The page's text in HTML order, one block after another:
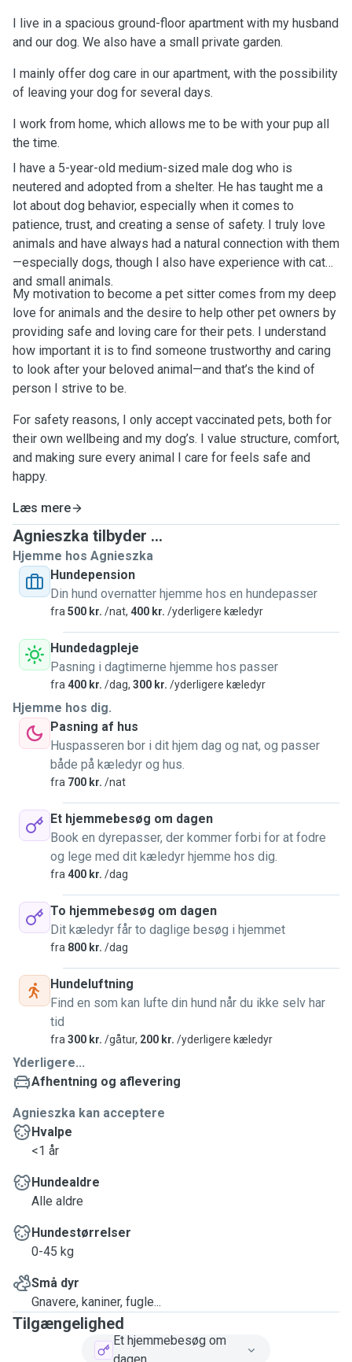
I live in a spacious ground-floor apartment with my husband
and our dog. We also have a small private garden.
I mainly offer dog care in our apartment, with the possibility
of leaving your dog for several days.
I work from home, which allows me to be with your pup all
the time.
I have a 5-year-old medium-sized male dog who is
neutered and adopted from a shelter. He has taught me a
lot about dog behavior, especially when it comes to
patience, trust, and creating a sense of safety. I truly love
animals and have always had a natural connection with them
—especially dogs, though I also have experience with cats
and small animals.
My motivation to become a pet sitter comes from my deep
love for animals and the desire to help other pet owners by
providing safe and loving care for their pets. I understand
how important it is to find someone trustworthy and caring
to look after your beloved animal—and that’s the kind of
person I strive to be.
For safety reasons, I only accept vaccinated pets, both for
their own wellbeing and my dog’s. I value structure, comfort,
and making sure every animal I care for feels safe and
happy.
Læs mere
Agnieszka tilbyder ...
Hjemme hos Agnieszka
Hundepension
Din hund overnatter hjemme hos en hundepasser
fra 500 kr. /nat, 400 kr. /yderligere kæledyr
Hundedagpleje
Pasning i dagtimerne hjemme hos passer
fra 400 kr. /dag, 300 kr. /yderligere kæledyr
Hjemme hos dig.
Pasning af hus
Huspasseren bor i dit hjem dag og nat, og passer
både på kæledyr og hus.
fra 700 kr. /nat
Et hjemmebesøg om dagen
Book en dyrepasser, der kommer forbi for at fodre
og lege med dit kæledyr hjemme hos dig.
fra 400 kr. /dag
To hjemmebesøg om dagen
Dit kæledyr får to daglige besøg i hjemmet
fra 800 kr. /dag
Hundeluftning
Find en som kan lufte din hund når du ikke selv har
tid
fra 300 kr. /gåtur, 200 kr. /yderligere kæledyr
Yderligere...
Afhentning og aflevering
Agnieszka kan acceptere
Hvalpe
<1 år
Hundealdre
Alle aldre
Hundestørrelser
0-45 kg
Små dyr
Gnavere, kaniner, fugle...
Tilgængelighed
Et hjemmebesøg om